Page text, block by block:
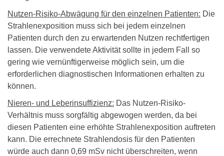
Nutzen-Risiko-Abwägung für den einzelnen Patienten: Die
Strahlenexposition muss sich bei jedem einzelnen
Patienten durch den zu erwartenden Nutzen rechtfertigen
lassen. Die verwendete Aktivität sollte in jedem Fall so
gering wie vernünftigerweise möglich sein, um die
erforderlichen diagnostischen Informationen erhalten zu
können.
Nieren- und Leberinsuffizienz: Das Nutzen-Risiko-
Verhältnis muss sorgfältig abgewogen werden, da bei
diesen Patienten eine erhöhte Strahlenexposition auftreten
kann. Die errechnete Strahlendosis für den Patienten
würde auch dann 0,69 mSv nicht überschreiten, wenn